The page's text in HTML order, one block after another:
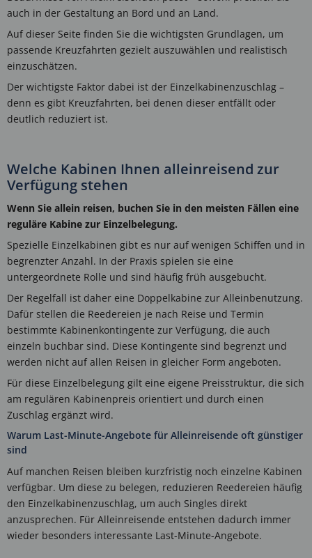
auch in der Gestaltung an Bord und an Land.
Auf dieser Seite finden Sie die wichtigsten Grundlagen, um
passende Kreuzfahrten gezielt auszuwählen und realistisch
einzuschätzen.
Der wichtigste Faktor dabei ist der Einzelkabinenzuschlag –
denn es gibt Kreuzfahrten, bei denen dieser entfällt oder
deutlich reduziert ist.
Welche Kabinen Ihnen alleinreisend zur
Verfügung stehen
Wenn Sie allein reisen, buchen Sie in den meisten Fällen eine
reguläre Kabine zur Einzelbelegung.
Spezielle Einzelkabinen gibt es nur auf wenigen Schiffen und in
begrenzter Anzahl. In der Praxis spielen sie eine
untergeordnete Rolle und sind häufig früh ausgebucht.
Der Regelfall ist daher eine Doppelkabine zur Alleinbenutzung.
Dafür stellen die Reedereien je nach Reise und Termin
bestimmte Kabinenkontingente zur Verfügung, die auch
einzeln buchbar sind. Diese Kontingente sind begrenzt und
werden nicht auf allen Reisen in gleicher Form angeboten.
Für diese Einzelbelegung gilt eine eigene Preisstruktur, die sich
am regulären Kabinenpreis orientiert und durch einen
Zuschlag ergänzt wird.
Warum Last-Minute-Angebote für Alleinreisende oft günstiger
sind
Auf manchen Reisen bleiben kurzfristig noch einzelne Kabinen
verfügbar. Um diese zu belegen, reduzieren Reedereien häufig
den Einzelkabinenzuschlag, um auch Singles direkt
anzusprechen. Für Alleinreisende entstehen dadurch immer
wieder besonders interessante Last-Minute-Angebote.